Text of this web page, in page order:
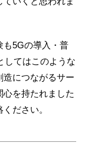
も5Gの導入・普
してはこのような
につながるサー
を持たれました
ださい。